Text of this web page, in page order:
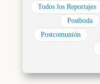
Todos los Reportajes
Postboda
Postcomunión